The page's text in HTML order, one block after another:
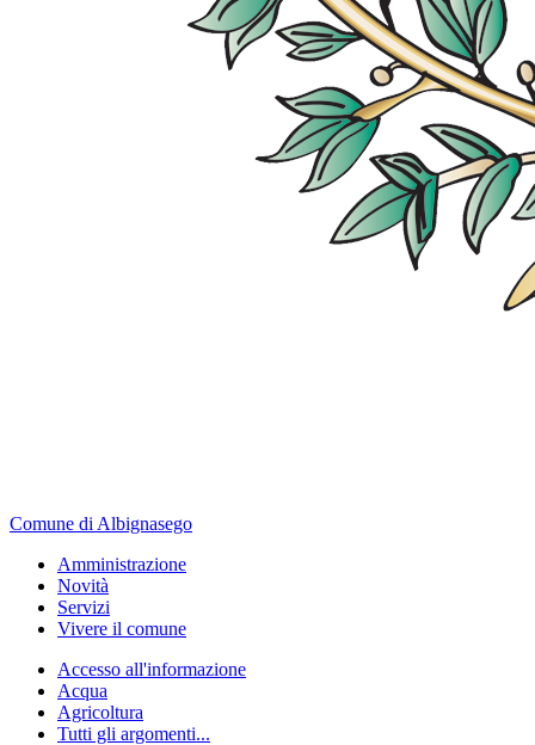
Comune di Albignasego
Amministrazione
Novità
Servizi
Vivere il comune
Accesso all'informazione
Acqua
Agricoltura
Tutti gli argomenti...